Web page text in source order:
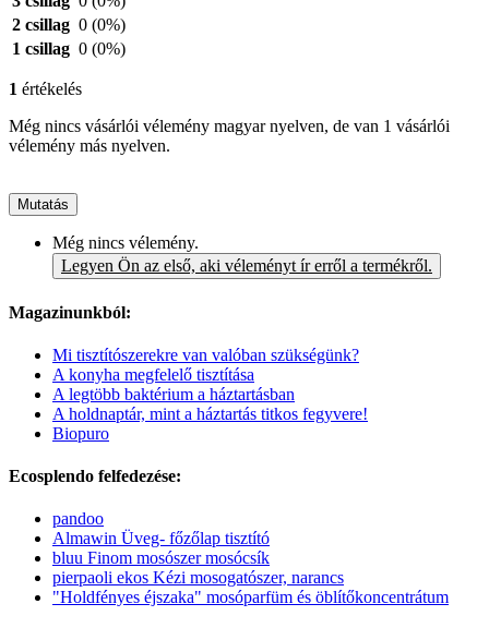
2 csillag 0 (0%)
1 csillag 0 (0%)
1 értékelés
Még nincs vásárlói vélemény magyar nyelven, de van 1 vásárlói
vélemény más nyelven.
Mutatás
Még nincs vélemény.
Legyen Ön az első, aki véleményt ír erről a termékről.
Magazinunkból:
Mi tisztítószerekre van valóban szükségünk?
A konyha megfelelő tisztítása
A legtöbb baktérium a háztartásban
A holdnaptár, mint a háztartás titkos fegyvere!
Biopuro
Ecosplendo felfedezése:
pandoo
Almawin Üveg- főzőlap tisztító
bluu Finom mosószer mosócsík
pierpaoli ekos Kézi mosogatószer, narancs
"Holdfényes éjszaka" mosóparfüm és öblítőkoncentrátum